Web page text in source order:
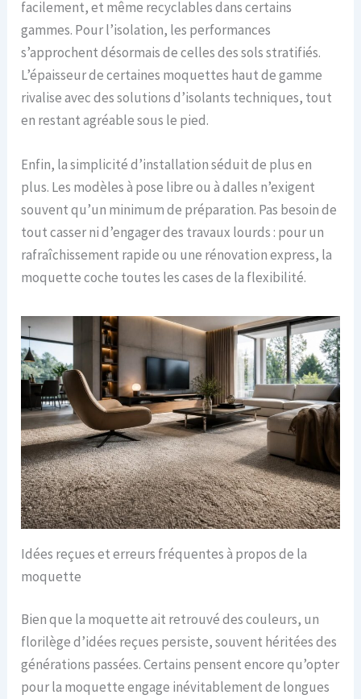
facilement, et même recyclables dans certains
gammes. Pour l’isolation, les performances
s’approchent désormais de celles des sols stratifiés.
L’épaisseur de certaines moquettes haut de gamme
rivalise avec des solutions d’isolants techniques, tout
en restant agréable sous le pied.
Enfin, la simplicité d’installation séduit de plus en
plus. Les modèles à pose libre ou à dalles n’exigent
souvent qu’un minimum de préparation. Pas besoin de
tout casser ni d’engager des travaux lourds : pour un
rafraîchissement rapide ou une rénovation express, la
moquette coche toutes les cases de la flexibilité.
Idées reçues et erreurs fréquentes à propos de la
moquette
Bien que la moquette ait retrouvé des couleurs, un
florilège d’idées reçues persiste, souvent héritées des
générations passées. Certains pensent encore qu’opter
pour la moquette engage inévitablement de longues